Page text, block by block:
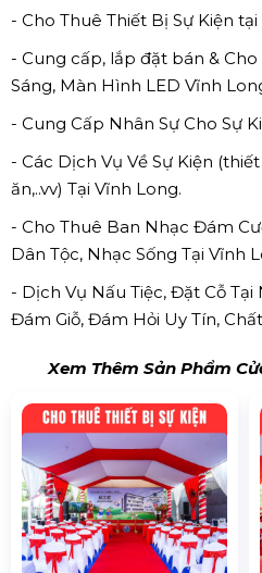
- Cho Thuê Thiết Bị Sự Kiện
- Cung cấp, lắp đặt bán &
Sáng, Màn Hình LED Vĩnh
- Cung Cấp Nhân Sự Cho Sự
- Các Dịch Vụ Về Sự Kiện
ăn,..vv) Tại Vĩnh Long.
- Cho Thuê Ban Nhạc Đám
Dân Tộc, Nhạc Sống Tại Vĩnh
- Dịch Vụ Nấu Tiệc, Đặt Cỗ Tại
Đám Giỗ, Đám Hỏi Uy Tín,
Xem Thêm Sản Phẩm